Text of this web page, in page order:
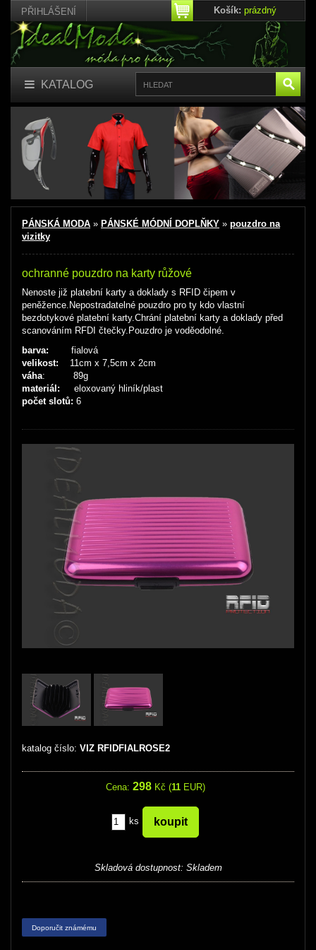
PŘIHLÁŠENÍ Košík: prázdný
KATALOG
PÁNSKÁ MODA » PÁNSKÉ MÓDNÍ DOPLŇKY » pouzdro na
vizitky
ochranné pouzdro na karty růžové
Nenoste již platební karty a doklady s RFID čipem v
peněžence.Nepostradatelné pouzdro pro ty kdo vlastní
bezdotykové platební karty.Chrání platební karty a doklady před
scanováním RFDI čtečky.Pouzdro je voděodolné.
barva: fialová
velikost: 11cm x 7,5cm x 2cm
váha: 89g
materiál: eloxovaný hliník/plast
počet slotů: 6
katalog číslo: VIZ RFIDFIALROSE2
Cena: 298 Kč (11EUR)
ks
Skladová dostupnost: Skladem
Doporučit známému